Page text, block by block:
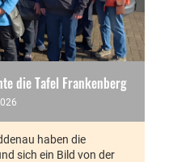
die Tafel Frankenberg
haben die
sich ein Bild von der